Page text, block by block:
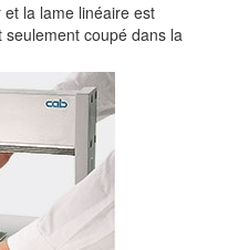
la lame linéaire est
coupé dans la